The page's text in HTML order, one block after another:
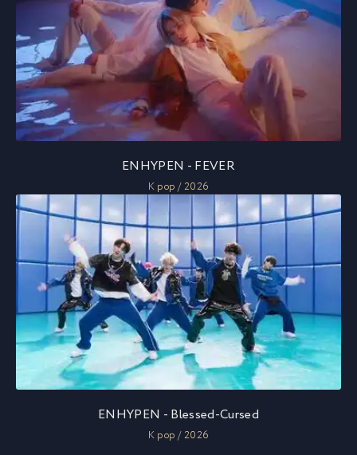
ENHYPEN - FEVER
K pop / 2026
ENHYPEN - Blessed-Cursed
K pop / 2026